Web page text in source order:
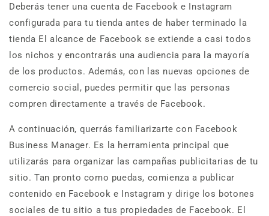
Deberás tener una cuenta de Facebook e Instagram
configurada para tu tienda antes de haber terminado la
tienda El alcance de Facebook se extiende a casi todos
los nichos y encontrarás una audiencia para la mayoría
de los productos. Además, con las nuevas opciones de
comercio social, puedes permitir que las personas
compren directamente a través de Facebook.
A continuación, querrás familiarizarte con Facebook
Business Manager. Es la herramienta principal que
utilizarás para organizar las campañas publicitarias de tu
sitio. Tan pronto como puedas, comienza a publicar
contenido en Facebook e Instagram y dirige los botones
sociales de tu sitio a tus propiedades de Facebook. El